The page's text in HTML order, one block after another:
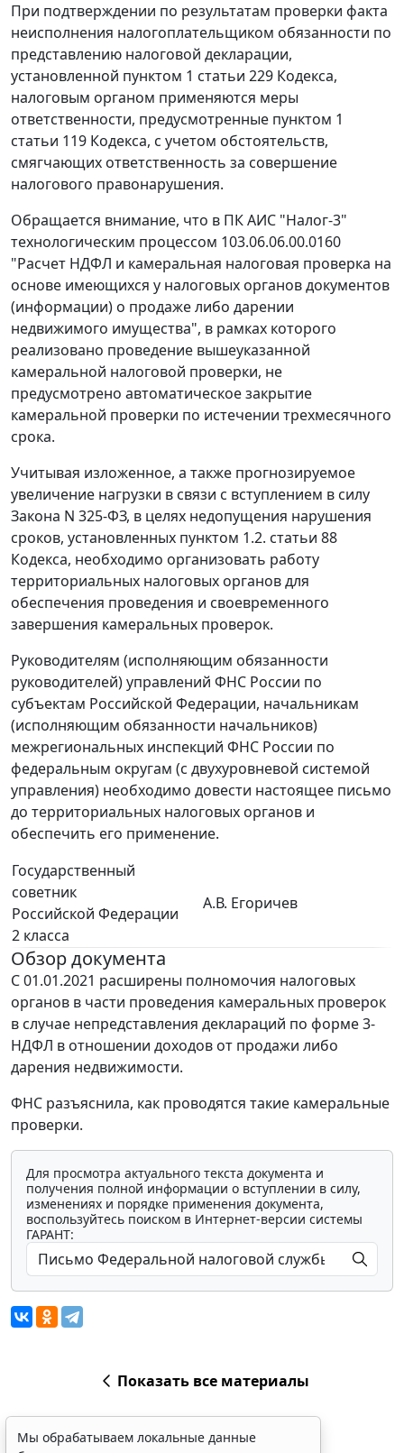
При подтверждении по результатам проверки факта
неисполнения налогоплательщиком обязанности по
представлению налоговой декларации,
установленной пунктом 1 статьи 229 Кодекса,
налоговым органом применяются меры
ответственности, предусмотренные пунктом 1
статьи 119 Кодекса, с учетом обстоятельств,
смягчающих ответственность за совершение
налогового правонарушения.
Обращается внимание, что в ПК АИС "Налог-3"
технологическим процессом 103.06.06.00.0160
"Расчет НДФЛ и камеральная налоговая проверка на
основе имеющихся у налоговых органов документов
(информации) о продаже либо дарении
недвижимого имущества", в рамках которого
реализовано проведение вышеуказанной
камеральной налоговой проверки, не
предусмотрено автоматическое закрытие
камеральной проверки по истечении трехмесячного
срока.
Учитывая изложенное, а также прогнозируемое
увеличение нагрузки в связи с вступлением в силу
Закона N 325-ФЗ, в целях недопущения нарушения
сроков, установленных пунктом 1.2. статьи 88
Кодекса, необходимо организовать работу
территориальных налоговых органов для
обеспечения проведения и своевременного
завершения камеральных проверок.
Руководителям (исполняющим обязанности
руководителей) управлений ФНС России по
субъектам Российской Федерации, начальникам
(исполняющим обязанности начальников)
межрегиональных инспекций ФНС России по
федеральным округам (с двухуровневой системой
управления) необходимо довести настоящее письмо
до территориальных налоговых органов и
обеспечить его применение.
Государственный
советник
Российской Федерации
2 класса
А.В. Егоричев
Обзор документа
С 01.01.2021 расширены полномочия налоговых
органов в части проведения камеральных проверок
в случае непредставления деклараций по форме 3-
НДФЛ в отношении доходов от продажи либо
дарения недвижимости.
ФНС разъяснила, как проводятся такие камеральные
проверки.
Для просмотра актуального текста документа и
получения полной информации о вступлении в силу,
изменениях и порядке применения документа,
воспользуйтесь поиском в Интернет-версии системы
ГАРАНТ:
Показать все материалы
Мы обрабатываем локальные данные